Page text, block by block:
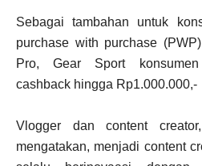
Sebagai tambahan untuk
purchase with purchase
Pro, Gear Sport
cashback hingga Rp1.000.000,-
Vlogger dan content
mengatakan, menjadi content